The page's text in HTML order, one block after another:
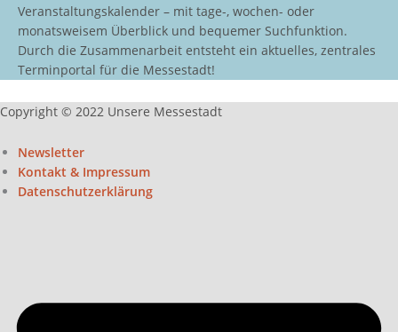
Veranstaltungskalender – mit tage-, wochen- oder
monatsweisem Überblick und bequemer Suchfunktion.
Durch die Zusammenarbeit entsteht ein aktuelles, zentrales
Terminportal für die Messestadt!
Copyright © 2022 Unsere Messestadt
Newsletter
Kontakt & Impressum
Datenschutzerklärung